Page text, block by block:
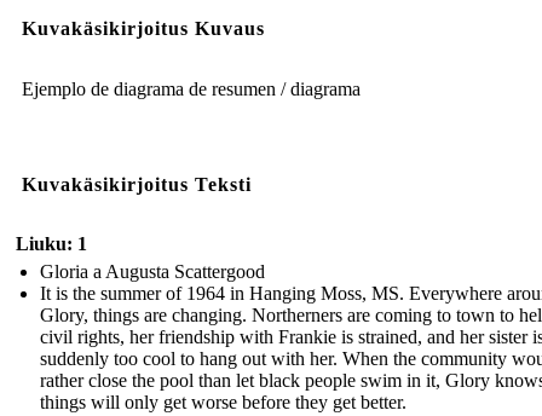
Kuvakäsikirjoitus Kuvaus
Ejemplo de diagrama de resumen / diagrama
Kuvakäsikirjoitus Teksti
Liuku: 1
Gloria a Augusta Scattergood
It is the summer of 1964 in Hanging Moss, MS. Everywhere
Glory, things are changing. Northerners are coming to town to
civil rights, her friendship with Frankie is strained, and her sister
suddenly too cool to hang out with her. When the community
rather close the pool than let black people swim in it, Glory
things will only get worse before they get better.